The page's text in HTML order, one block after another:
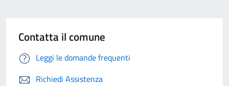
Contatta il comune
Leggi le domande frequenti
Richiedi Assistenza